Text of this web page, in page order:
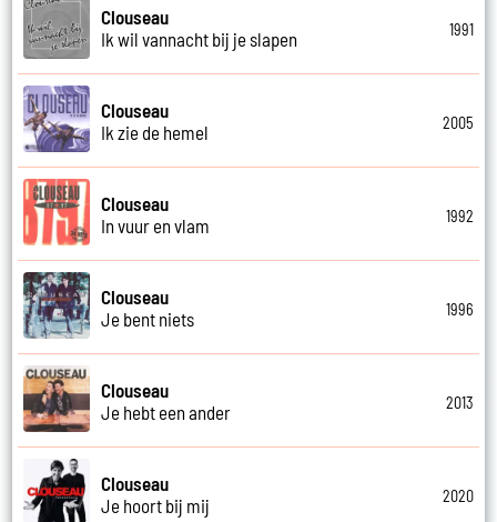
Clouseau
Ik wil vannacht bij je slapen
1991
Clouseau
Ik zie de hemel
2005
Clouseau
In vuur en vlam
1992
Clouseau
Je bent niets
1996
Clouseau
Je hebt een ander
2013
Clouseau
Je hoort bij mij
2020